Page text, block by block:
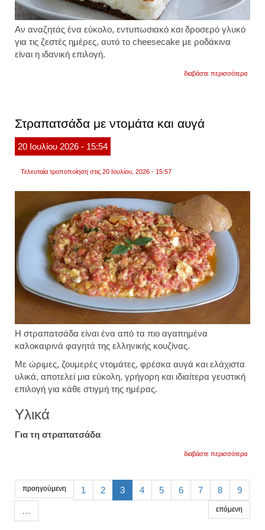
Αν αναζητάς ένα εύκολο, εντυπωσιακό και δροσερό γλυκό
για τις ζεστές ημέρες, αυτό το cheesecake με ροδάκινα
είναι η ιδανική επιλογή.
διαβάστε περισσότερα
Στραπατσάδα με ντομάτα και αυγά
20 Ιουλίου 2026 - 15:54
Τελευταία τροποποίηση στις 20 Ιουλίου, 2026 - 15:57
Η στραπατσάδα είναι ένα από τα πιο αγαπημένα
καλοκαιρινά φαγητά της ελληνικής κουζίνας.
Με ώριμες, ζουμερές ντομάτες, φρέσκα αυγά και ελάχιστα
υλικά, αποτελεί μια εύκολη, γρήγορη και ιδιαίτερα γευστική
επιλογή για κάθε στιγμή της ημέρας.
Υλικά
Για τη στραπατσάδα
διαβάστε περισσότερα
προηγούμενη 1 2 3 4 5 6 7 8 9
… επόμενη